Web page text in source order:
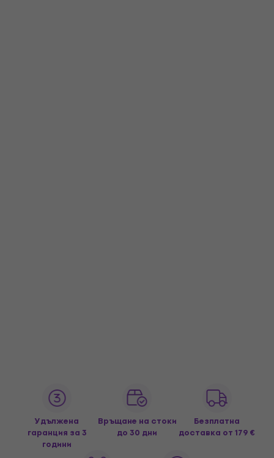
Удължена
гаранция за 3
години
Връщане на стоки
до 30 дни
Безплатна
доставка от 179 €